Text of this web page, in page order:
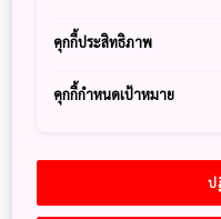
เรือรบอยู่ในจังหวัดนา
ประชากรอาศัยอยู่หนาแน่
แห่งนี้ก็กลายเป็นเกาะร้างอ
คุกกี้ประสิทธิภาพ
คุกกี้กำหนดเป้าหมาย
ป